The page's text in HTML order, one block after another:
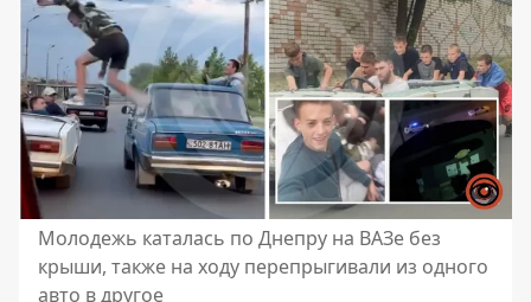
Молодежь каталась по Днепру на ВАЗе без
крыши, также на ходу перепрыгивали из одного
авто в другое